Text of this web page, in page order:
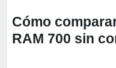
Cómo
RAM 700 sin